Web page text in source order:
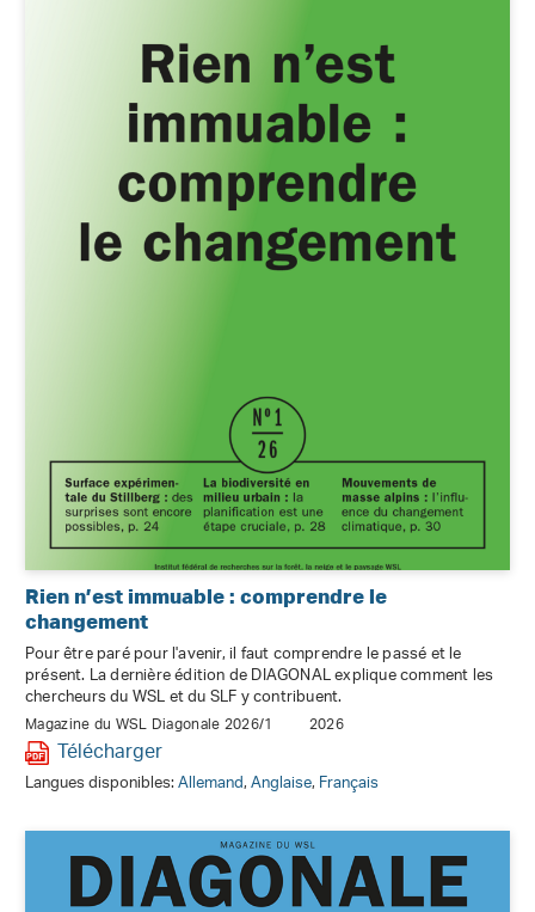
Rien n’est immuable : comprendre le
changement
Pour être paré pour l'avenir, il faut comprendre le passé et le
présent. La dernière édition de DIAGONAL explique comment les
chercheurs du WSL et du SLF y contribuent.
Magazine du WSL Diagonale 2026/1 2026
Télécharger
Langues disponibles:Allemand,Anglaise,Français